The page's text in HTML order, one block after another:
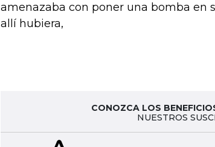
amenazaba con poner una bomba en
allí hubiera,
CONOZCA LOS
NUESTROS